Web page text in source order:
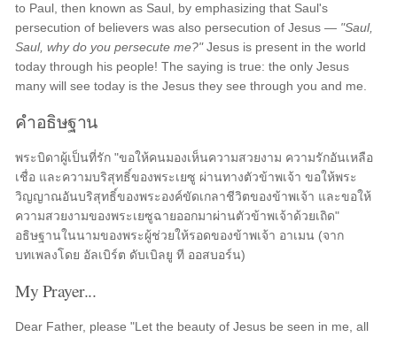
to Paul, then known as Saul, by emphasizing that Saul's
persecution of believers was also persecution of Jesus — "Saul,
Saul, why do you persecute me?"Jesus is present in the world
today through his people! The saying is true: the only Jesus
many will see today is the Jesus they see through you and me.
คำอธิษฐาน
พระบิดาผู้เป็นที่รัก "ขอให้คนมองเห็นความสวยงาม ความรักอันเหลือ
เชื่อ และความบริสุทธิ์ของพระเยซู ผ่านทางตัวข้าพเจ้า ขอให้พระ
วิญญาณอันบริสุทธิ์ของพระองค์ขัดเกลาชีวิตของข้าพเจ้า และขอให้
ความสวยงามของพระเยซูฉายออกมาผ่านตัวข้าพเจ้าด้วยเถิด"
อธิษฐานในนามของพระผู้ช่วยให้รอดของข้าพเจ้า อาเมน (จาก
บทเพลงโดย อัลเบิร์ต ดับเบิลยู ที ออสบอร์น)
My Prayer...
Dear Father, please "Let the beauty of Jesus be seen in me, all